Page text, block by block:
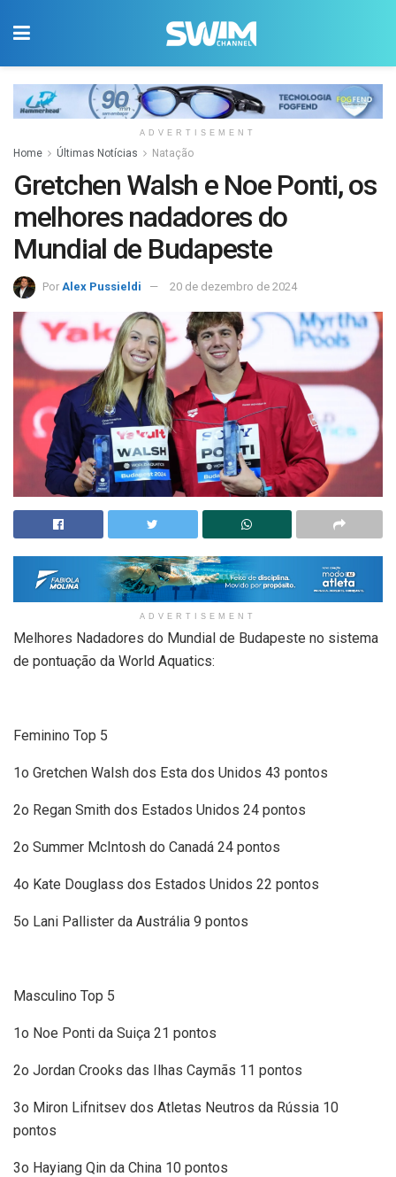
ADVERTISEMENT
Home Últimas Notícias Natação
Gretchen Walsh e Noe Ponti, os
melhores nadadores do
Mundial de Budapeste
Por Alex Pussieldi 20 de dezembro de 2024
ADVERTISEMENT
Melhores Nadadores do Mundial de Budapeste no sistema
de pontuação da World Aquatics:
Feminino Top 5
1o Gretchen Walsh dos Esta dos Unidos 43 pontos
2o Regan Smith dos Estados Unidos 24 pontos
2o Summer McIntosh do Canadá 24 pontos
4o Kate Douglass dos Estados Unidos 22 pontos
5o Lani Pallister da Austrália 9 pontos
Masculino Top 5
1o Noe Ponti da Suiça 21 pontos
2o Jordan Crooks das Ilhas Caymãs 11 pontos
3o Miron Lifnitsev dos Atletas Neutros da Rússia 10
pontos
3o Hayiang Qin da China 10 pontos